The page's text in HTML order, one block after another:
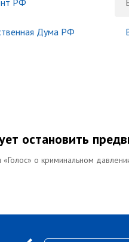
Дума РФ
остановить
о криминальном